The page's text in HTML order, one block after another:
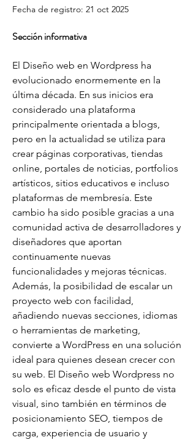
Fecha de registro: 21 oct 2025
Sección informativa
El Diseño web en Wordpress ha
evolucionado enormemente en la
última década. En sus inicios era
considerado una plataforma
principalmente orientada a blogs,
pero en la actualidad se utiliza para
crear páginas corporativas, tiendas
online, portales de noticias, portfolios
artísticos, sitios educativos e incluso
plataformas de membresía. Este
cambio ha sido posible gracias a una
comunidad activa de desarrolladores y
diseñadores que aportan
continuamente nuevas
funcionalidades y mejoras técnicas.
Además, la posibilidad de escalar un
proyecto web con facilidad,
añadiendo nuevas secciones, idiomas
o herramientas de marketing,
convierte a WordPress en una solución
ideal para quienes desean crecer con
su web. El Diseño web Wordpress no
solo es eficaz desde el punto de vista
visual, sino también en términos de
posicionamiento SEO, tiempos de
carga, experiencia de usuario y